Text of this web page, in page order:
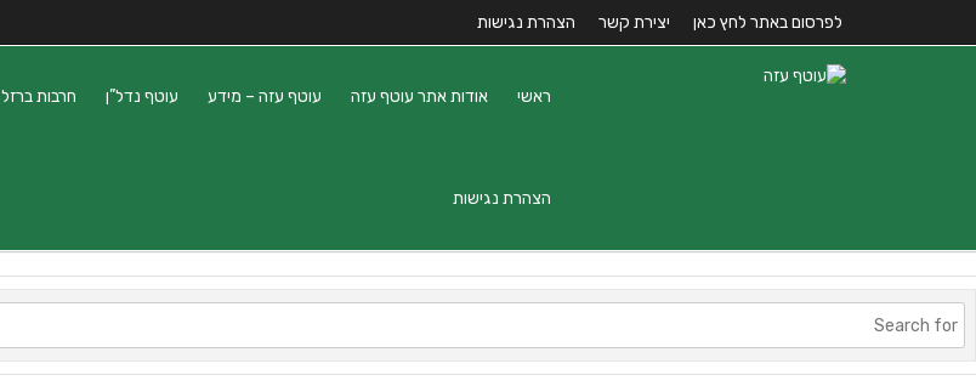
לפרסום באתר לחץ כאן יצירת קשר הצהרת נגישות
ראשי אודות אתר עוטף עזה עוטף עזה – מידע עוטף נדל”ן חרבות ברזל
הצהרת נגישות